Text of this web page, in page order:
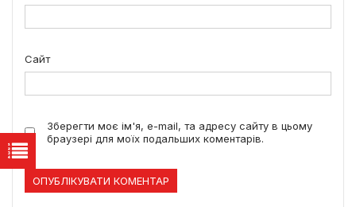
Сайт
Зберегти моє ім'я, e-mail, та адресу сайту в цьому
браузері для моїх подальших коментарів.